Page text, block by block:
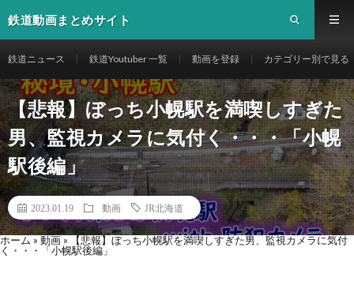
鉄道動画まとめサイト
鉄道ニュース 鉄道Youtuber 一覧 動画を登録 カテゴリー別で見る
【悲報】ぼっち小幌駅を満喫しすぎた
男、監視カメラに気付く・・・「小幌
駅後編」
2023.01.19 動画 JR北海道
ホーム » 動画 » 【悲報】ぼっち小幌駅を満喫しすぎた男、監視カメラに気付
く・・・「小幌駅後編」